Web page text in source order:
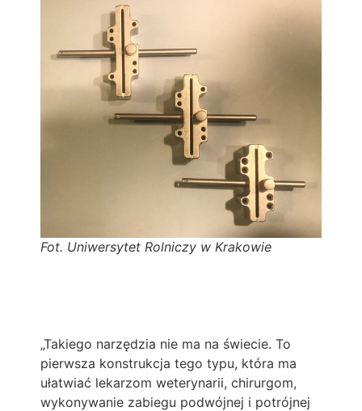
Fot. Uniwersytet Rolniczy w Krakowie
„Takiego narzędzia nie ma na świecie. To
pierwsza konstrukcja tego typu, która ma
ułatwiać lekarzom weterynarii, chirurgom,
wykonywanie zabiegu podwójnej i potrójnej